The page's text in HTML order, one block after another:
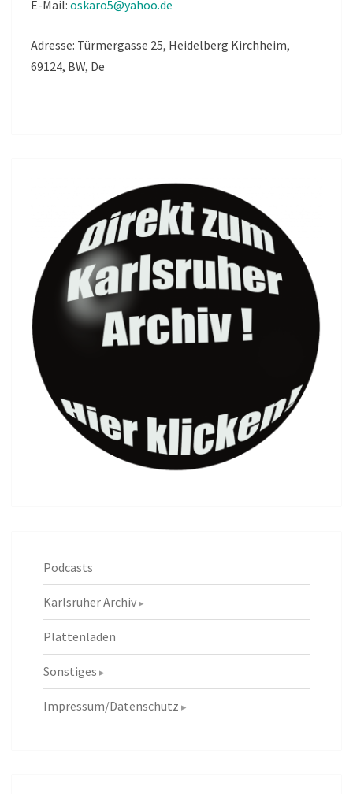
E-Mail: oskaro5@yahoo.de
Adresse: Türmergasse 25, Heidelberg Kirchheim,
69124, BW, De
Podcasts
Karlsruher Archiv
Plattenläden
Sonstiges
Impressum/Datenschutz